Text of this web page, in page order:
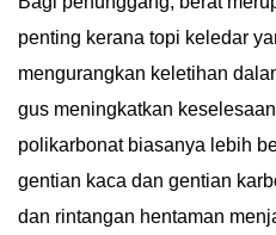
penting kerana topi keledar
mengurangkan keletihan
gus meningkatkan
polikarbonat biasanya lebih
gentian kaca dan gentian
dan rintangan hentaman